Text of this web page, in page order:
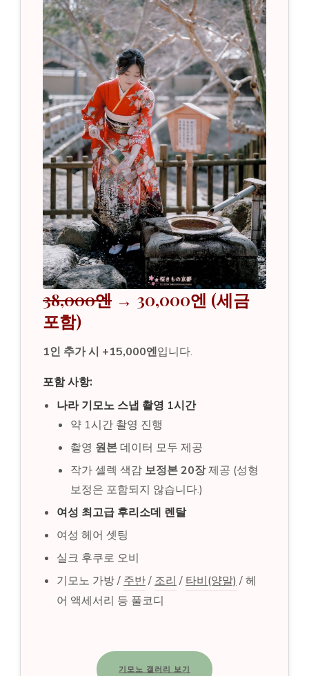
38,000엔 → 30,000엔 (세금
포함)
1인 추가 시 +15,000엔입니다.
포함 사항:
나라 기모노 스냅 촬영 1시간
약 1시간 촬영 진행
촬영 원본데이터 모두 제공
작가 셀렉 색감 보정본 20장제공 (성형
보정은 포함되지 않습니다.)
여성 최고급 후리소데 렌탈
여성 헤어 셋팅
실크 후쿠로 오비
기모노 가방 / 주반/ 조리 / 타비(양말) / 헤
어 액세서리 등 풀코디
기모노 갤러리 보기